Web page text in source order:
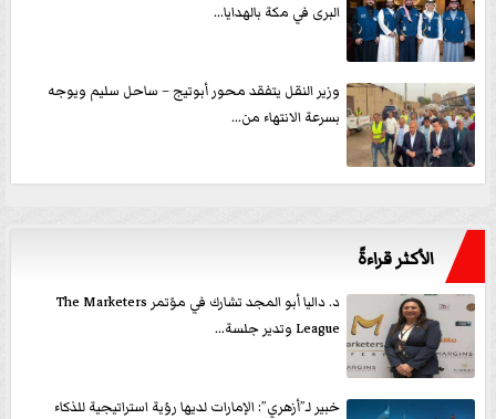
البرى في مكة بالهدايا...
وزير النقل يتفقد محور أبوتيج – ساحل سليم ويوجه
بسرعة الانتهاء من...
الأكثر قراءةً
د. داليا أبو المجد تشارك في مؤتمر The Marketers
League وتدير جلسة...
خبير لـ”أزهري”: الإمارات لديها رؤية استراتيجية للذكاء